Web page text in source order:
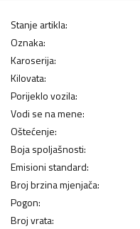
Stanje artikla:
Oznaka:
Karoserija:
Kilovata:
Porijeklo vozila:
Vodi se na mene:
Oštećenje:
Boja spoljašnosti:
Emisioni standard:
Broj brzina mjenjača:
Pogon:
Broj vrata: